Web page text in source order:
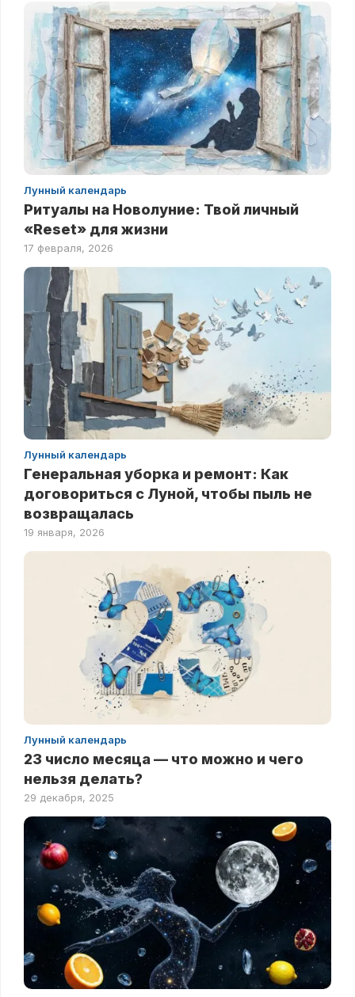
Лунный календарь
Ритуалы на Новолуние: Твой личный
«Reset» для жизни
17 февраля, 2026
Лунный календарь
Генеральная уборка и ремонт: Как
договориться с Луной, чтобы пыль не
возвращалась
19 января, 2026
Лунный календарь
23 число месяца — что можно и чего
нельзя делать?
29 декабря, 2025